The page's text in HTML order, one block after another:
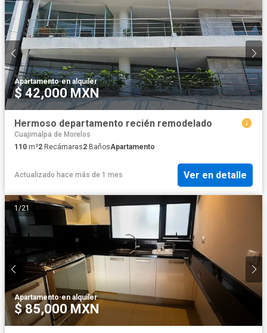
Apartamento·en alquiler
$ 42,000 MXN
Hermoso departamento recién remodelado
Cuajimalpa de Morelos
110 m²2 Recámaras2 BañosApartamento
Actualizado hace más de 1 mes Ver en detalle
1 /21
Apartamento·en alquiler
$ 85,000 MXN